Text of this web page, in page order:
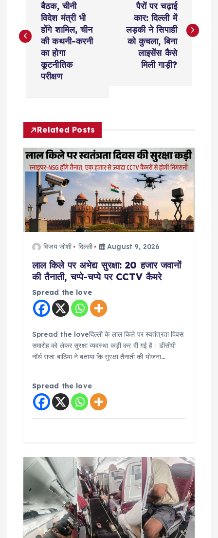
s
v
g
a
t
बैठक, चीनी
विदेश मंत्री भी
होंगे शामिल, चीन
की कथनी-करनी
का होगा
कूटनीतिक
परीक्षण
पैरों पर चढ़ाई
कार: दिल्ली में
लड़की ने सिपाही
को कुचला, बिना
लाइसेंस कैसे
मिली गाड़ी?
Related Posts
विजय जोशी दिल्ली August 9, 2026
लाल किले पर अभेद्य सुरक्षा: 20 हजार जवानों
की तैनाती, चप्पे-चप्पे पर CCTV कैमरे
Spread the love
Spread the loveदिल्ली के लाल किले पर स्वतंत्रता दिवस
समारोह को लेकर सुरक्षा व्यवस्था कड़ी कर दी गई है। डीसीपी
नॉर्थ राजा बांठिया ने बताया कि सुरक्षा तैनाती की योजना…
Spread the love